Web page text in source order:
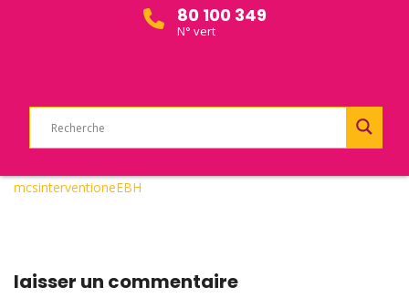
80 100 349
N° vert
mcsinterventioneEBH
laisser un commentaire